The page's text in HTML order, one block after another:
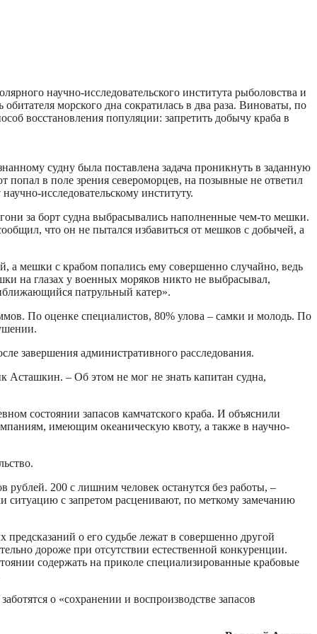
научно-исследовательского института рыболовства и
морского дна сократилась в два раза. Виноваты, по
восстановления популяции: запретить добычу краба в
судну была поставлена задача проникнуть в заданную
в поле зрения североморцев, на позывные не ответил
исследовательскому институту.
за борт судна выбрасывались наполненные чем-то мешки.
что он не пытался избавиться от мешков с добычей, а
а мешки с крабом попались ему совершенно случайно, ведь
на глазах у военных моряков никто не выбрасывал,
патрульный катер».
По оценке специалистов, 80% улова – самки и молодь. По
завершения административного расследования.
Асташкин. – Об этом не мог не знать капитан судна,
состоянии запасов камчатского краба. И объяснили
имеющим океаническую квоту, а также в научно-
200 с лишним человек останутся без работы, –
с запретом расценивают, по меткому замечанию
о его судьбе лежат в совершенно другой
дороже при отсутствии естественной конкуренции.
содержать на приколе специализированные крабовые
о «сохранении и воспроизводстве запасов